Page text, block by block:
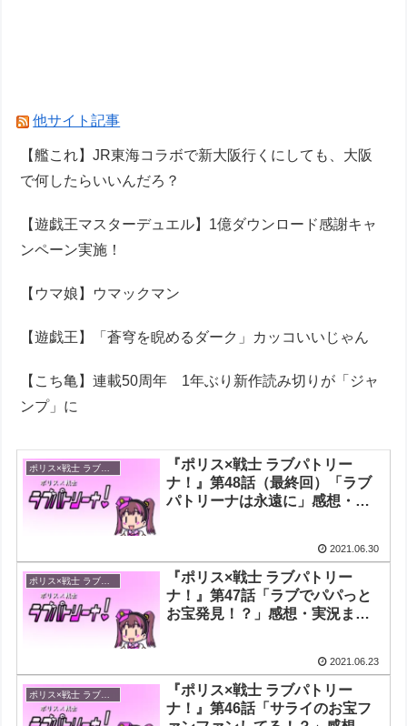
他サイト記事
【艦これ】JR東海コラボで新大阪行くにしても、大阪
で何したらいいんだろ？
【遊戯王マスターデュエル】1億ダウンロード感謝キャ
ンペーン実施！
【ウマ娘】ウマックマン
【遊戯王】「蒼穹を睨めるダーク」カッコいいじゃん
【こち亀】連載50周年 1年ぶり新作読み切りが「ジャ
ンプ」に
ポリス×戦士 ラブパトリーナ！
『ポリス×戦士 ラブパトリー
ナ！』第48話（最終回）「ラブ
パトリーナは永遠に」感想・実
2021.06.30
ポリス×戦士 ラブパトリーナ！
『ポリス×戦士 ラブパトリー
ナ！』第47話「ラブでパパっと
お宝発見！？」感想・実況まと
2021.06.23
ポリス×戦士 ラブパトリーナ！
『ポリス×戦士 ラブパトリー
ナ！』第46話「サライのお宝フ